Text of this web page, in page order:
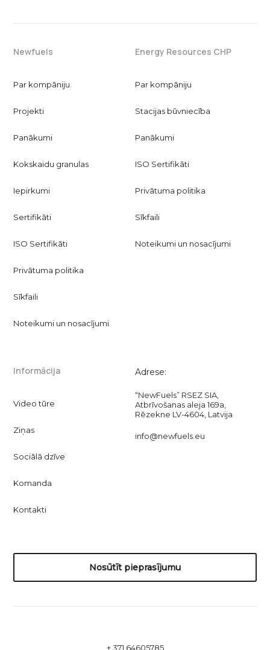
Newfuels
Par kompāniju
Projekti
Panākumi
Kokskaidu granulas
Iepirkumi
Sertifikāti
ISO Sertifikāti
Privātuma politika
Sīkfaili
Noteikumi un nosacījumi
Energy Resources CHP
Par kompāniju
Stacijas būvniecība
Panākumi
ISO Sertifikāti
Privātuma politika
Sīkfaili
Noteikumi un nosacījumi
Informācija
Video tūre
Ziņas
Sociālā dzīve
Komanda
Kontakti
Adrese:
“NewFuels” RSEZ SIA,
Atbrīvošanas aleja 169a,
Rēzekne LV-4604, Latvija
info@newfuels.eu
Nosūtīt pieprasījumu
+ 371 64605785